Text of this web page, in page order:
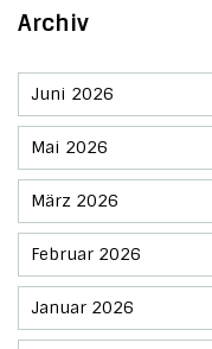
Archiv
Juni 2026
Mai 2026
März 2026
Februar 2026
Januar 2026